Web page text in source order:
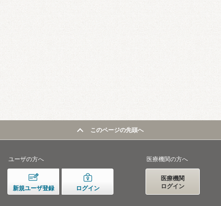
このページの先頭へ
ユーザの方へ
新規ユーザ登録 ログイン
医療機関の方へ
医療機関
ログイン